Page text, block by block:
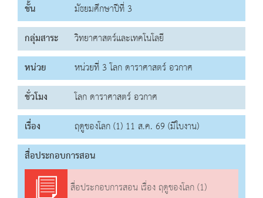
ชั้น
มัธยมศึกษาปีที่ 3
กลุ่มสาระ
วิทยาศาสตร์และเทคโนโลยี
หน่วย
หน่วยที่ 3 โลก ดาราศาสตร์ อวกาศ
ชั่วโมง
โลก ดาราศาสตร์ อวกาศ
เรื่อง
ฤดูของโลก (1) 11 ส.ค. 69 (มีใบงาน)
สื่อประกอบการสอน
สื่อประกอบการสอน เรื่อง ฤดูของโลก (1)